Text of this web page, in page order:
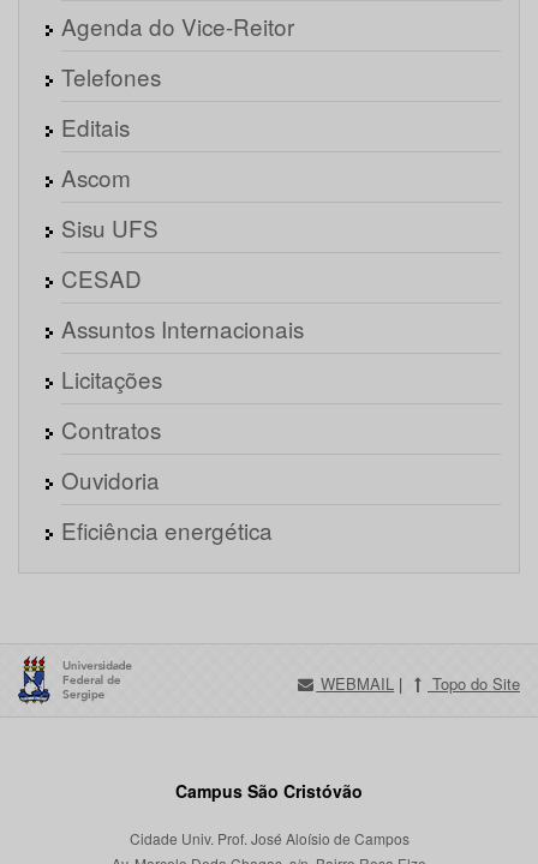
Agenda do Vice-Reitor
Telefones
Editais
Ascom
Sisu UFS
CESAD
Assuntos Internacionais
Licitações
Contratos
Ouvidoria
Eficiência energética
WEBMAIL | Topo do Site
Campus São Cristóvão
Cidade Univ. Prof. José Aloísio de Campos